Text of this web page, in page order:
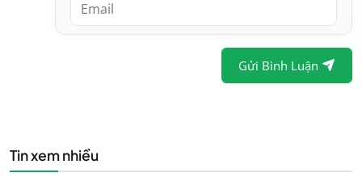
Gửi Bình Luận
Tin xem nhiều